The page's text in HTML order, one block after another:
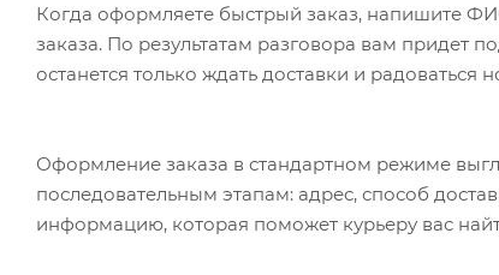
Когда оформляете быстрый заказ, напишите
заказа. По результатам разговора вам придет
останется только ждать доставки и радоваться
Оформление заказа в стандартном режиме
последовательным этапам: адрес, способ
информацию, которая поможет курьеру вас